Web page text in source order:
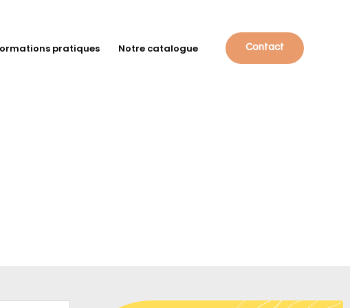
pratiques Notre catalogue Contact